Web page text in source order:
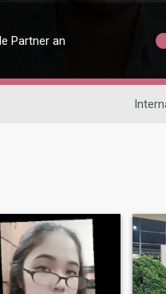
Partner an